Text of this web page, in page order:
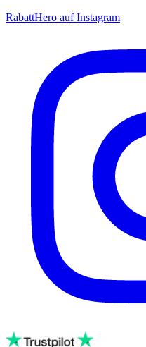
RabattHero auf Instagram